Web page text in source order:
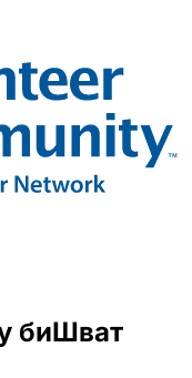
биШват